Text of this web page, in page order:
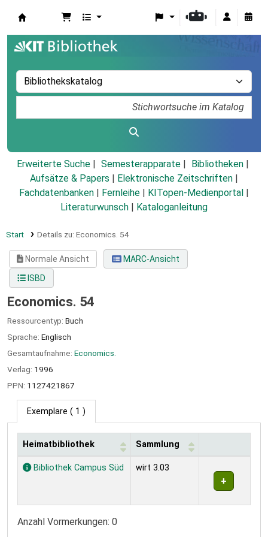
Erweiterte Suche Semesterapparate
Bibliotheken
Aufsätze & Papers
Elektronische Zeitschriften
Fachdatenbanken
Fernleihe KITopen-Medienportal
Literaturwunsch
Kataloganleitung
Start Details zu: Economics. 54
Normale Ansicht
MARC-Ansicht
ISBD
Economics. 54
Ressourcentyp: Buch
Sprache: Englisch
Gesamtaufnahme: Economics.
Verlag: 1996
PPN: 1127421867
Exemplare ( 1 )
Exemplare
Heimatbibliothek Sammlung
Bibliothek Campus Süd wirt 3.03
Anzahl Vormerkungen: 0